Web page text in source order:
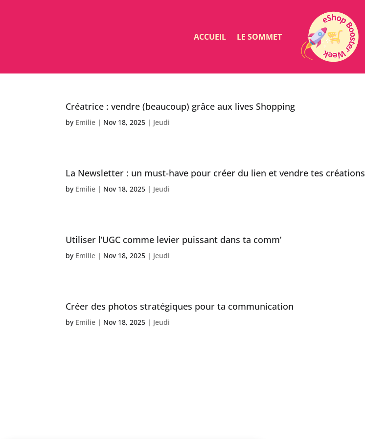
ACCUEIL LE SOMMET
Créatrice : vendre (beaucoup) grâce aux lives Shopping
by Emilie | Nov 18, 2025 | Jeudi
La Newsletter : un must-have pour créer du lien et vendre tes créations
by Emilie | Nov 18, 2025 | Jeudi
Utiliser l’UGC comme levier puissant dans ta comm’
by Emilie | Nov 18, 2025 | Jeudi
Créer des photos stratégiques pour ta communication
by Emilie | Nov 18, 2025 | Jeudi